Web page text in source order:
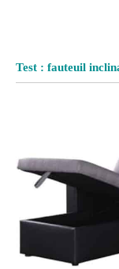
Test : fauteuil